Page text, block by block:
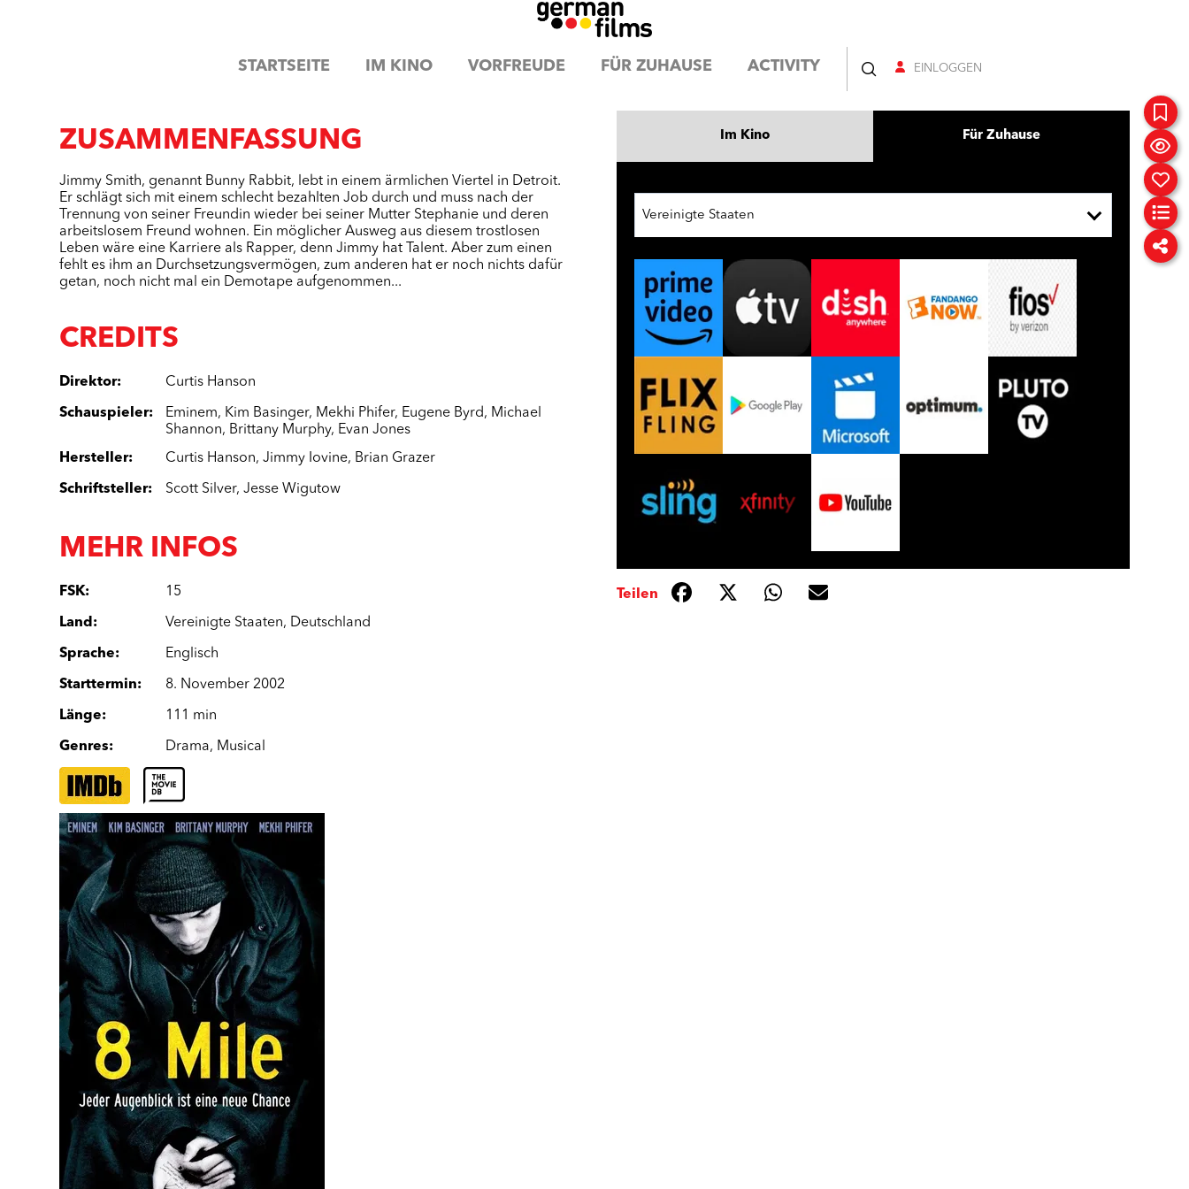
STARTSEITE IM KINO VORFREUDE FÜR ZUHAUSE ACTIVITY EINLOGGEN
ZUSAMMENFASSUNG
Jimmy Smith, genannt Bunny Rabbit, lebt in einem ärmlichen Viertel in Detroit.
Er schlägt sich mit einem schlecht bezahlten Job durch und muss nach der
Trennung von seiner Freundin wieder bei seiner Mutter Stephanie und deren
arbeitslosem Freund wohnen. Ein möglicher Ausweg aus diesem trostlosen
Leben wäre eine Karriere als Rapper, denn Jimmy hat Talent. Aber zum einen
fehlt es ihm an Durchsetzungsvermögen, zum anderen hat er noch nichts dafür
getan, noch nicht mal ein Demotape aufgenommen...
CREDITS
Direktor: Curtis Hanson
Schauspieler: Eminem, Kim Basinger, Mekhi Phifer, Eugene Byrd, Michael
Shannon, Brittany Murphy, Evan Jones
Hersteller: Curtis Hanson,Jimmy Iovine, Brian Grazer
Schriftsteller: Scott Silver,Jesse Wigutow
MEHR INFOS
FSK: 15
Land : Vereinigte Staaten, Deutschland
Sprache: Englisch
Starttermin: 8. November 2002
Länge: 111 min
Genres: Drama, Musical
Im Kino Für Zuhause
Vereinigte Staaten
Teilen